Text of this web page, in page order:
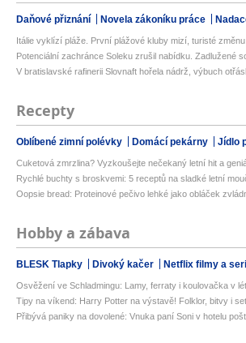
Daňové přiznání Novela zákoníku práce
Itálie vyklízí pláže. První plážové kluby mizí, turisté
Potenciální zachránce Soleku zrušil nabídku. Zadlužené
V bratislavské rafinerii Slovnaft hořela nádrž, výbuch
Recepty
Oblíbené zimní polévky Domácí pekárny Jídlo
Cuketová zmrzlina? Vyzkoušejte nečekaný letní hit a
Rychlé buchty s broskvemi: 5 receptů na sladké letní
Oopsie bread: Proteinové pečivo lehké jako obláček
Hobby a zábava
BLESK Tlapky Divoký kačer Netflix filmy a
Osvěžení ve Schladmingu: Lamy, ferraty i koulovačka v
Tipy na víkend: Harry Potter na výstavě! Folklor, bitvy i
Přibývá paniky na dovolené: Vnuka paní Soni v hotelu